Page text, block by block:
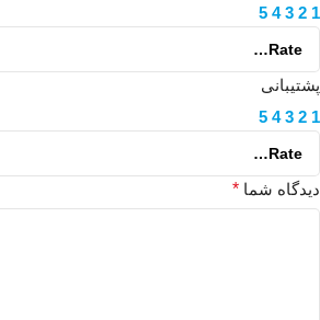
1
2
3
4
5
پشتیبانی
1
2
3
4
5
دیدگاه شما *